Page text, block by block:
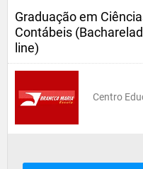
Graduação em
Contábeis
line)
Centro